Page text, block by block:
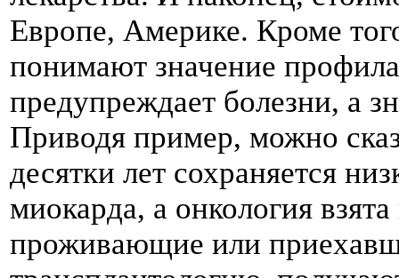
Европе, Америке. Кроме
понимают значение
предупреждает болезни, а
Приводя пример, можно
десятки лет сохраняется
миокарда, а онкология
проживающие или